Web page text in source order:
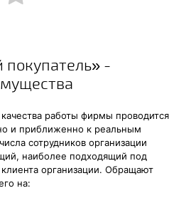
покупатель» -
работы фирмы проводится
и приближенно к реальным
сотрудников организации
наиболее подходящий под
клиента организации. Обращают
на: